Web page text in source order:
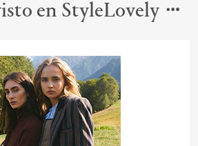
en StyleLovely